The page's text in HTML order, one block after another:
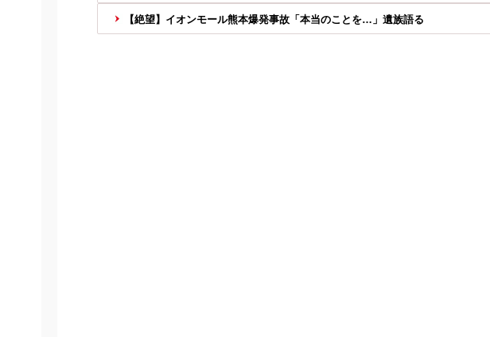
【絶望】イオンモール熊本爆発事故「本当のことを…」遺族語る